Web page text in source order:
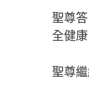
聖尊
全健
聖尊